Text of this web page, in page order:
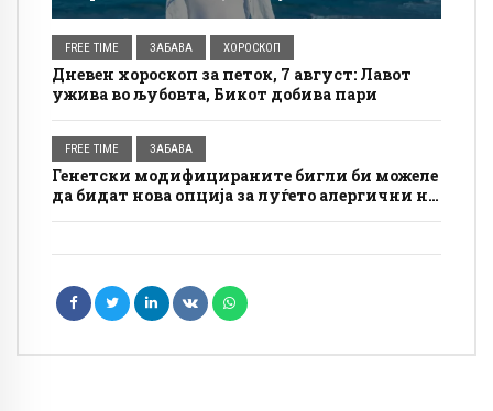
FREE TIME ЗАБАВА ХОРОСКОП
Дневен хороскоп за петок, 7 август: Лавот
ужива во љубовта, Бикот добива пари
FREE TIME ЗАБАВА
Генетски модифицираните бигли би можеле
да бидат нова опција за луѓето алергични на